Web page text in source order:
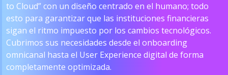
to Cloud” con un diseño centrado en el humano; todo
esto para garantizar que las instituciones financieras
sigan el ritmo impuesto por los cambios tecnológicos.
Cubrimos sus necesidades desde el onboarding
omnicanal hasta el User Experience digital de forma
completamente optimizada.